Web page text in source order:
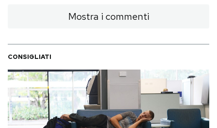
Mostra i commenti
CONSIGLIATI